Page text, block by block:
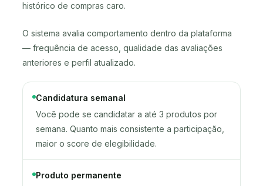
histórico de compras caro.
O sistema avalia comportamento dentro da plataforma
— frequência de acesso, qualidade das avaliações
anteriores e perfil atualizado.
Candidatura semanal
Você pode se candidatar a até 3 produtos por
semana. Quanto mais consistente a participação,
maior o score de elegibilidade.
Produto permanente